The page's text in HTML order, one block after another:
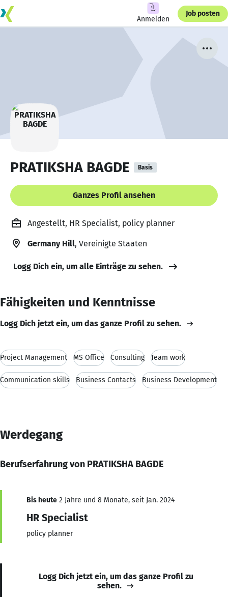
Anmelden
Job posten
PRATIKSHA BAGDE Basis
Ganzes Profil ansehen
Angestellt, HR Specialist, policy planner
Germany Hill, Vereinigte Staaten
Logg Dich ein, um alle Einträge zu sehen.
Fähigkeiten und Kenntnisse
Logg Dich jetzt ein, um das ganze Profil zu sehen.
Project Management MS Office Consulting Team work
Communication skills Business Contacts Business Development
Werdegang
Berufserfahrung von PRATIKSHA BAGDE
Bis heute 2 Jahre und 8 Monate, seit Jan. 2024
HR Specialist
policy planner
Logg Dich jetzt ein, um das ganze Profil zu
sehen.